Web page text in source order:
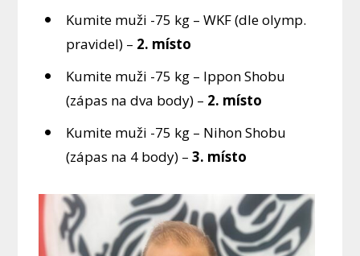
Kumite muži -75 kg – WKF (dle olymp.
pravidel) – 2. místo
Kumite muži -75 kg – Ippon Shobu
(zápas na dva body) – 2. místo
Kumite muži -75 kg – Nihon Shobu
(zápas na 4 body) –3. místo